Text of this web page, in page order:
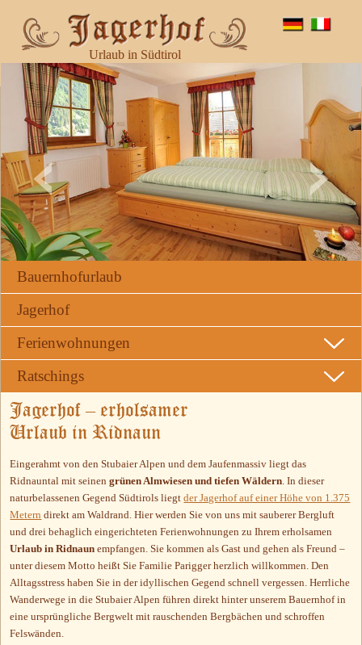
Urlaub in Südtirol
Bauernhofurlaub
Jagerhof
Ferienwohnungen
Ratschings
Jagerhof – erholsamer
Urlaub in Ridnaun
Eingerahmt von den Stubaier Alpen und dem Jaufenmassiv liegt das
Ridnauntal mit seinengrünen Almwiesen und tiefen Wäldern. In dieser
naturbelassenen Gegend Südtirols liegtder Jagerhof auf einer Höhe von 1.375
Metern direkt am Waldrand. Hier werden Sie von uns mit sauberer Bergluft
und drei behaglich eingerichteten Ferienwohnungen zu Ihrem erholsamen
Urlaub in Ridnaun empfangen. Sie kommen als Gast und gehen als Freund –
unter diesem Motto heißt Sie Familie Parigger herzlich willkommen. Den
Alltagsstress haben Sie in der idyllischen Gegend schnell vergessen. Herrliche
Wanderwege in die Stubaier Alpen führen direkt hinter unserem Bauernhof in
eine ursprüngliche Bergwelt mit rauschenden Bergbächen und schroffen
Felswänden.